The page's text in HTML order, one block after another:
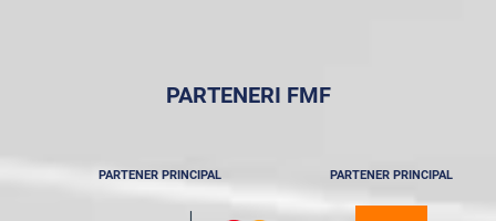
PARTENERI FMF
PARTENER PRINCIPAL PARTENER PRINCIPAL